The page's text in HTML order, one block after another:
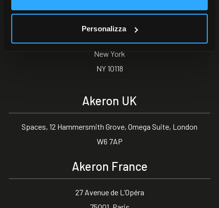
Personalizza
Akeron North America
New York
NY 10118
Akeron UK
Spaces, 12 Hammersmith Grove, Omega Suite, London
W6 7AP
Akeron France
27 Avenue de L’Opéra